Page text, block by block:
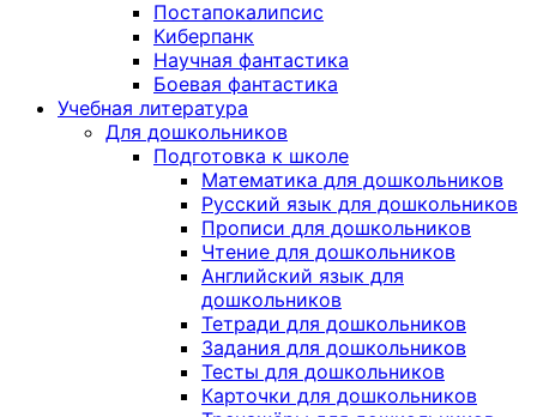
Постапокалипсис
Киберпанк
Научная фантастика
Боевая фантастика
Учебная литература
Для дошкольников
Подготовка к школе
Математика для дошкольников
Русский язык для дошкольников
Прописи для дошкольников
Чтение для дошкольников
Английский язык для
дошкольников
Тетради для дошкольников
Задания для дошкольников
Тесты для дошкольников
Карточки для дошкольников